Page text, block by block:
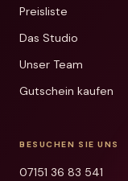
Preisliste
Das Studio
Unser Team
Gutschein kaufen
BESUCHEN SIE UNS
07151 36 83 541